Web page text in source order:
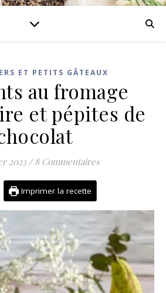
ET PETITS GÂTEAUX
au fromage
et pépites de
2023 / 8 Commentaires
Imprimer la recette